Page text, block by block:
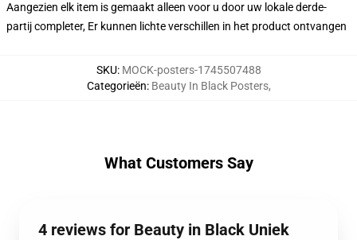
Aangezien elk item is gemaakt alleen voor u door uw lokale derde-
partij completer, Er kunnen lichte verschillen in het product ontvangen
SKU: MOCK-posters-1745507488
Categorieën: Beauty In Black Posters,
What Customers Say
4 reviews for Beauty in Black Uniek